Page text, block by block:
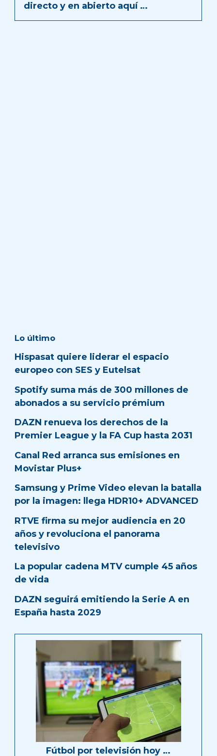
directo y en abierto aquí …
Lo último
Hispasat quiere liderar el espacio
europeo con SES y Eutelsat
Spotify suma más de 300 millones de
abonados a su servicio prémium
DAZN renueva los derechos de la
Premier League y la FA Cup hasta 2031
Canal Red arranca sus emisiones en
Movistar Plus+
Samsung y Prime Video elevan la batalla
por la imagen: llega HDR10+ ADVANCED
RTVE firma su mejor audiencia en 20
años y revoluciona el panorama
televisivo
La popular cadena MTV cumple 45 años
de vida
DAZN seguirá emitiendo la Serie A en
España hasta 2029
Fútbol por televisión hoy …